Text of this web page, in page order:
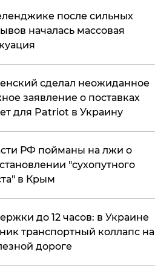
после сильных
началась массовая
сделал неожиданное
заявление о поставках
для Patriot в Украину
РФ пойманы на лжи о
"сухопутного
в Крым
до 12 часов: в Украине
транспортный коллапс на
дороге